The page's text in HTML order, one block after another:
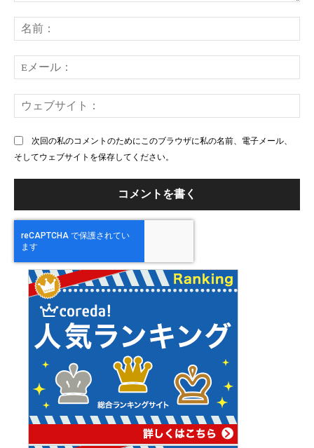
ン
ト：
前
メ
ー
ェ
次回の私のコメントのためにこのブラウザに私の名前、電子メール、
そしてウェブサイトを保存してください。